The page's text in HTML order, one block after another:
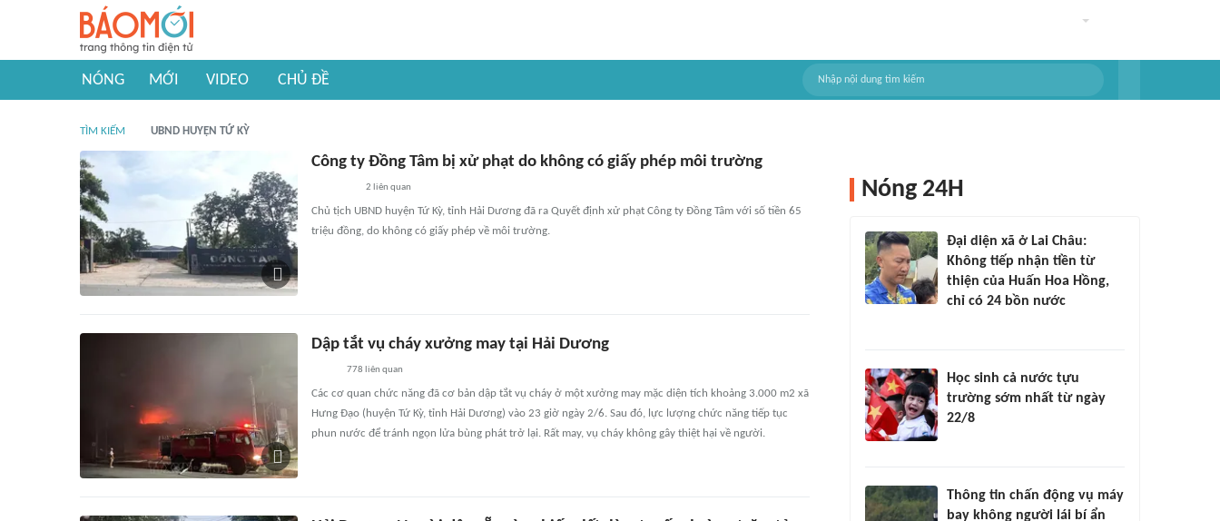
NÓNG MỚI VIDEO CHỦ ĐỀ
TÌM KIẾM UBND HUYỆN TỨ KỲ
Công ty Đồng Tâm bị xử phạt do không có giấy phép môi trường
2 liên quan
Chủ tịch UBND huyện Tứ Kỳ, tỉnh Hải Dương đã ra Quyết định xử phạt Công ty Đồng Tâm với số tiền 65
triệu đồng, do không có giấy phép về môi trường.
Dập tắt vụ cháy xưởng may tại Hải Dương
778 liên quan
Các cơ quan chức năng đã cơ bản dập tắt vụ cháy ở một xưởng may mặc diện tích khoảng 3.000 m2 xã
Hưng Đạo (huyện Tứ Kỳ, tỉnh Hải Dương) vào 23 giờ ngày 2/6. Sau đó, lực lượng chức năng tiếp tục
phun nước để tránh ngọn lửa bùng phát trở lại. Rất may, vụ cháy không gây thiệt hại về người.
Nóng 24H
Đại diện xã ở Lai Châu:
Không tiếp nhận tiền từ
thiện của Huấn Hoa Hồng,
chỉ có 24 bồn nước
Học sinh cả nước tựu
trường sớm nhất từ ngày
22/8
Thông tin chấn động vụ máy
bay không người lái bí ẩn